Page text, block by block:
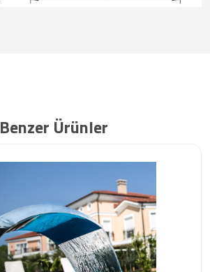
Benzer Ürünler